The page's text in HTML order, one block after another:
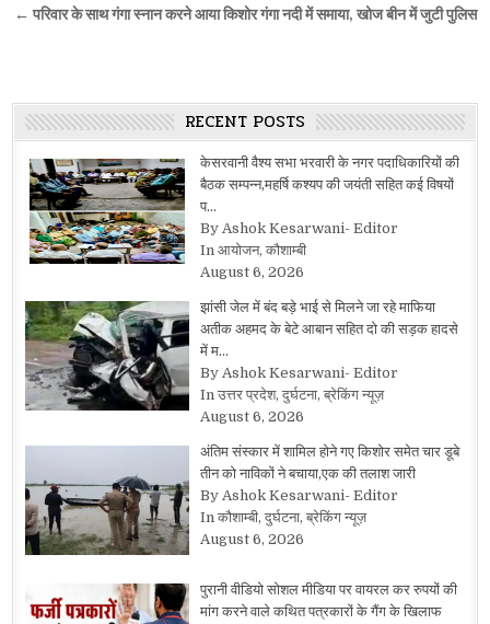
← परिवार के साथ गंगा स्नान करने आया किशोर गंगा नदी में समाया, खोज बीन में जुटी पुलिस
RECENT POSTS
केसरवानी वैश्य सभा भरवारी के नगर पदाधिकारियों की
बैठक सम्पन्न,महर्षि कश्यप की जयंती सहित कई विषयों
प…
By Ashok Kesarwani- Editor
In आयोजन, कौशाम्बी
August 6, 2026
झांसी जेल में बंद बड़े भाई से मिलने जा रहे माफिया
अतीक अहमद के बेटे आबान सहित दो की सड़क हादसे
में म…
By Ashok Kesarwani- Editor
In उत्तर प्रदेश, दुर्घटना, ब्रेकिंग न्यूज़
August 6, 2026
अंतिम संस्कार में शामिल होने गए किशोर समेत चार डूबे
तीन को नाविकों ने बचाया,एक की तलाश जारी
By Ashok Kesarwani- Editor
In कौशाम्बी, दुर्घटना, ब्रेकिंग न्यूज़
August 6, 2026
पुरानी वीडियो सोशल मीडिया पर वायरल कर रुपयों की
मांग करने वाले कथित पत्रकारों के गैंग के खिलाफ